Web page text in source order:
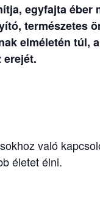
egyfajta éber
természetes
elméletén túl,
való
életet élni.